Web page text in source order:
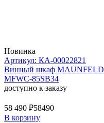
Новинка
Артикул: КА-00022821
Винный шкаф MAUNFELD
MFWC-85SB34
доступно к заказу
58 490 ₽58490
В корзину